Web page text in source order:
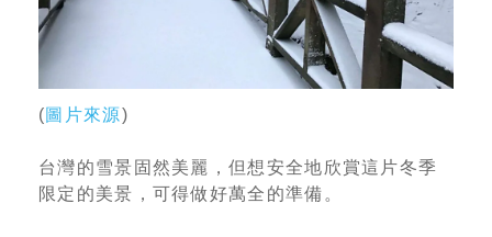
(圖片來源)
台灣的雪景固然美麗，但想安全地欣賞這片冬季
限定的美景，可得做好萬全的準備。